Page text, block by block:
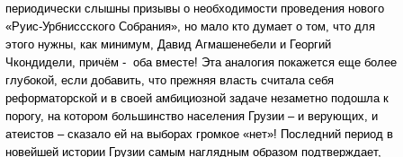
периодически слышны призывы о необходимости проведения нового
«Руис-Урбниссского Собрания», но мало кто думает о том, что для
этого нужны, как минимум, Давид Агмашенебели и Георгий
Чкондидели, причём - оба вместе! Эта аналогия покажется еще более
глубокой, если добавить, что прежняя власть считала себя
реформаторской и в своей амбициозной задаче незаметно подошла к
порогу, на котором большинство населения Грузии – и верующих, и
атеистов – сказало ей на выборах громкое «нет»! Последний период в
новейшей истории Грузии самым наглядным образом подтверждает,